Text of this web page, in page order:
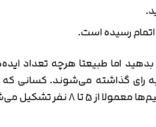
رسیده است.
اما طبیعتا هرچه تعداد
گذاشته می‌شوند. کسانی که
8 نفر تشکیل می‌شوند.